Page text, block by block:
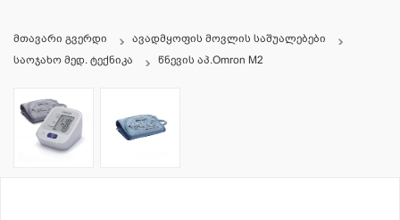
მთავარი გვერდი
ავადმყოფის მოვლის საშუალებები
საოჯახო მედ. ტექნიკა
წნევის აპ.Omron M2